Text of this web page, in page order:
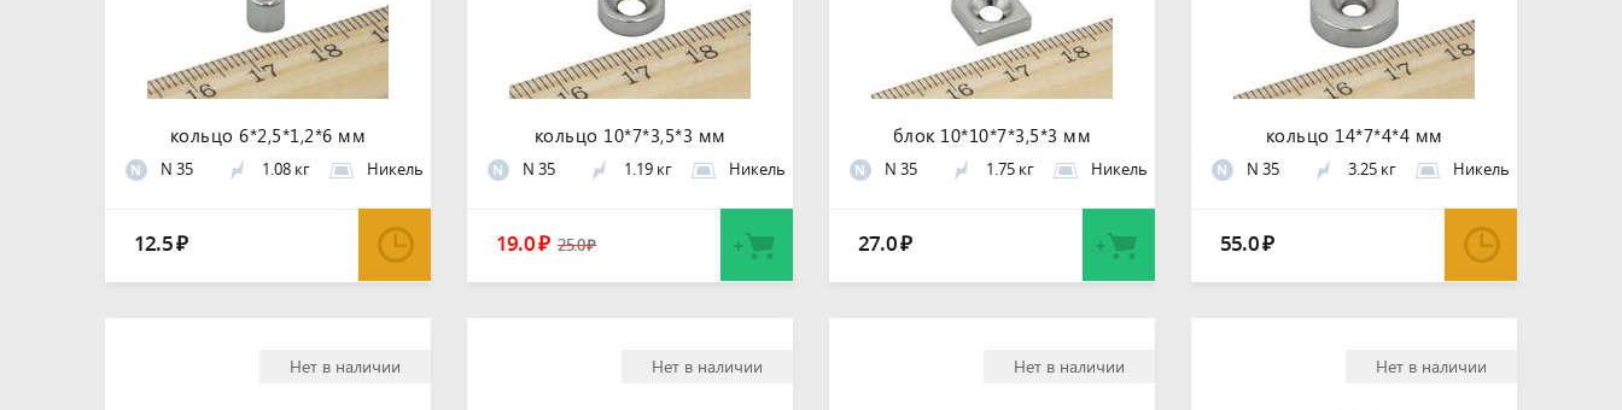
кольцо 6*2,5*1,2*6 мм
N N 35 1.08 кг Никель
12.5₽
кольцо 10*7*3,5*3 мм
N N 35 1.19 кг Никель
19.0₽ 25.0₽
блок 10*10*7*3,5*3 мм
N N 35 1.75 кг Никель
27.0₽
кольцо 14*7*4*4 мм
N N 35 3.25 кг Никель
55.0₽
Нет в наличии Нет в наличии Нет в наличии Нет в наличии